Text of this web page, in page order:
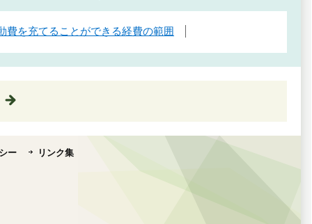
費を充てることができる経費の範囲
ー リンク集